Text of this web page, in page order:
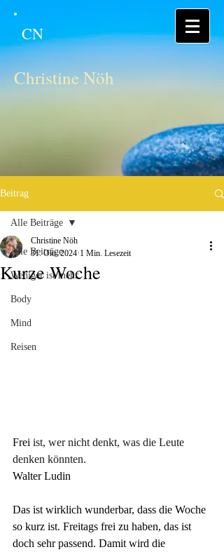
CN
Christine Nöh
Beitrag
Alle Beiträge
Weniger ist mehr
Body
Mind
Reisen
Alle Beiträge
Kurze Woche
Christine Nöh
31. Okt. 2024 1 Min. Lesezeit
Frei ist, wer nicht denkt, was die Leute
denken könnten.
Walter Ludin
Das ist wirklich wunderbar, dass die Woche
so kurz ist. Freitags frei zu haben, das ist
doch sehr passend. Damit wird die